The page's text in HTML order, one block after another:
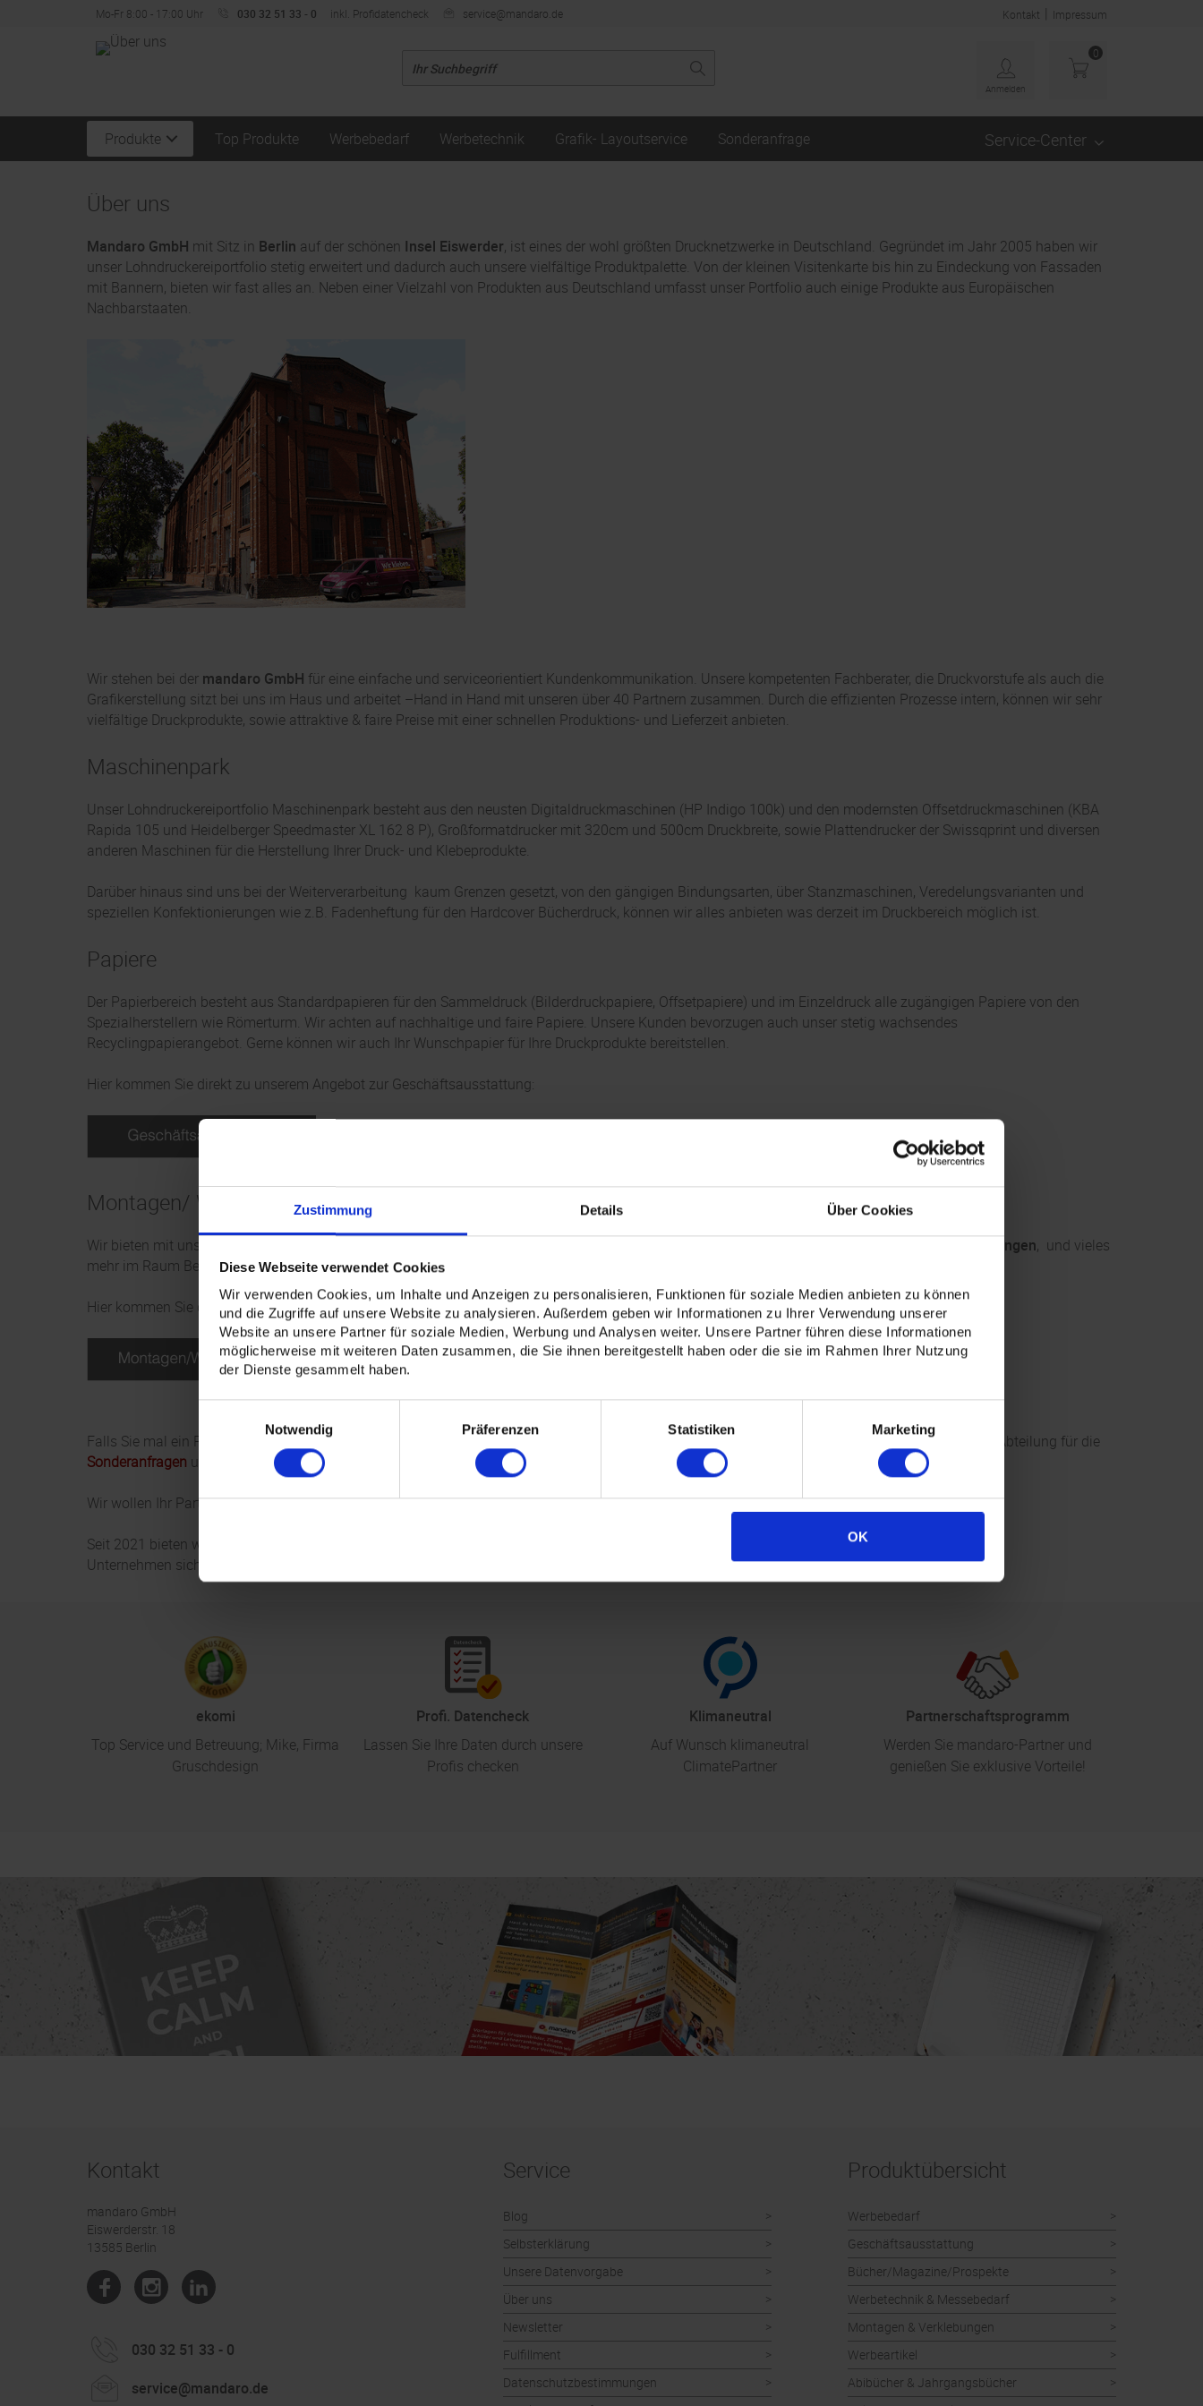
Zustimmung Details Über Cookies
Diese Webseite verwendet Cookies
Wir verwenden Cookies, um Inhalte und Anzeigen zu personalisieren, Funktionen für soziale Medien anbieten zu können
und die Zugriffe auf unsere Website zu analysieren. Außerdem geben wir Informationen zu Ihrer Verwendung unserer
Website an unsere Partner für soziale Medien, Werbung und Analysen weiter. Unsere Partner führen diese Informationen
möglicherweise mit weiteren Daten zusammen, die Sie ihnen bereitgestellt haben oder die sie im Rahmen Ihrer Nutzung
der Dienste gesammelt haben.
Notwendig
Präferenzen Statistiken Marketing
OK
Mo-Fr 8:00 - 17:00 Uhr 030 32 51 33 - 0 inkl. Profidatencheck service@mandaro.de Kontakt Impressum
Anmelden
0
Produkte Top Produkte Werbebedarf Werbetechnik Grafik- Layoutservice Sonderanfrage Service-Center
Über uns
Mandaro GmbH mit Sitz in Berlin auf der schönen Insel Eiswerder, ist eines der wohl größten Drucknetzwerke in Deutschland. Gegründet im Jahr 2005 haben wir
unser Lohndruckereiportfolio stetig erweitert und dadurch auch unsere vielfältige Produktpalette. Von der kleinen Visitenkarte bis hin zu Eindeckung von Fassaden
mit Bannern, bieten wir fast alles an. Neben einer Vielzahl von Produkten aus Deutschland umfasst unser Portfolio auch einige Produkte aus Europäischen
Nachbarstaaten.
Wir stehen bei der mandaro GmbH für eine einfache und serviceorientiert Kundenkommunikation. Unsere kompetenten Fachberater, die Druckvorstufe als auch die
Grafikerstellung sitzt bei uns im Haus und arbeitet –Hand in Hand mit unseren über 40 Partnern zusammen. Durch die effizienten Prozesse intern, können wir sehr
vielfältige Druckprodukte, sowie attraktive & faire Preise mit einer schnellen Produktions- und Lieferzeit anbieten.
Maschinenpark
Unser Lohndruckereiportfolio Maschinenpark besteht aus den neusten Digitaldruckmaschinen (HP Indigo 100k) und den modernsten Offsetdruckmaschinen (KBA
Rapida 105 und Heidelberger Speedmaster XL 162 8 P), Großformatdrucker mit 320cm und 500cm Druckbreite, sowie Plattendrucker der Swissqprint und diversen
anderen Maschinen für die Herstellung Ihrer Druck- und Klebeprodukte.
Darüber hinaus sind uns bei der Weiterverarbeitung kaum Grenzen gesetzt, von den gängigen Bindungsarten, über Stanzmaschinen, Veredelungsvarianten und
speziellen Konfektionierungen wie z.B. Fadenheftung für den Hardcover Bücherdruck, können wir alles anbieten was derzeit im Druckbereich möglich ist.
Papiere
Der Papierbereich besteht aus Standardpapieren für den Sammeldruck (Bilderdruckpapiere, Offsetpapiere) und im Einzeldruck alle zugängigen Papiere von den
Spezialherstellern wie Römerturm. Wir achten auf nachhaltige und faire Papiere. Unsere Kunden bevorzugen auch unser stetig wachsendes
Recyclingpapierangebot. Gerne können wir auch Ihr Wunschpapier für Ihre Druckprodukte bereitstellen.
Hier kommen Sie direkt zu unserem Angebot zur Geschäftsausstattung:
Montagen/ Werbetechnik
Wir bieten mit unseren eignen Monteuren die Montage von Fahrzeugfolierungen, und vieles
mehr im Raum Berlin und Brandenburg an.
Hier kommen Sie direkt zu unserem Montageservice:
Falls Sie mal ein Produkt bei uns nicht finden, sind wir in der Lage schnell und effizient eine Alternative anzubieten. Wir haben eine eigenständige Abteilung für die
Sonderanfragen und den Individualdruck, welches sich ausschließlich nur um individuelle Druckanfragen kümmert.
Wir wollen Ihr Partner im Bereich der Druckwerbung sein und Sie mit unserem Service überzeugen.
Seit 2021 bieten wir im Rahmen des Socialmedia-Marketings verschiedene Möglichkeiten für kleine
Unternehmen sich online zu präsentieren und Aufmerksamkeit zu erzeugen.
ekomi
Top Service und Betreuung; Mike, Firma
Gruschdesign
Profi. Datencheck
Lassen Sie Ihre Daten durch unsere
Profis checken
Klimaneutral
Auf Wunsch klimaneutral
ClimatePartner
Partnerschaftsprogramm
Werden Sie mandaro-Partner und
genießen Sie exklusive Vorteile!
Kontakt
mandaro GmbH
Eiswerderstr. 18
13585 Berlin
030 32 51 33 - 0
service@mandaro.de
Produktübersicht
Werbebedarf
Geschäftsausstattung
Bücher/Magazine/Prospekte
Werbetechnik & Messebedarf
Montagen & Verklebungen
Werbeartikel
Abibücher & Jahrgangsbücher
Service
Blog
Selbsterklärung
Unsere Datenvorgabe
Über uns
Newsletter
Fulfillment
Datenschutzbestimmungen